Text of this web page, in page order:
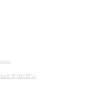
проекты